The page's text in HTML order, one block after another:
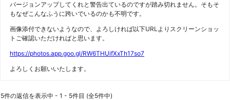
バージョンアップしてくれと警告出ているのですが踏み切れません。そもそ
もなぜこんなふうに跨いでいるのかも不明です。
画像添付できないようなので、よろしければ以下URLよりスクリーンショッ
トご確認いただければと思います。
https://photos.app.goo.gl/RW6THUifXxTh17so7
よろしくお願いいたします。
5件の返信を表示中 - 1 - 5件目 (全5件中)